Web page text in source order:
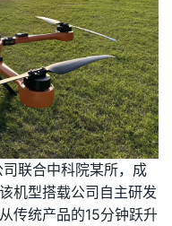
联合中科院某所，成
机型搭载公司自主研发
传统产品的15分钟跃升